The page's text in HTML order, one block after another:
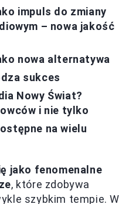
impuls do zmiany
– nowa jakość
nowa alternatywa
sukces
Nowy Świat?
i nie tylko
na wielu
jako fenomenalne
, które zdobywa
szybkim tempie. W